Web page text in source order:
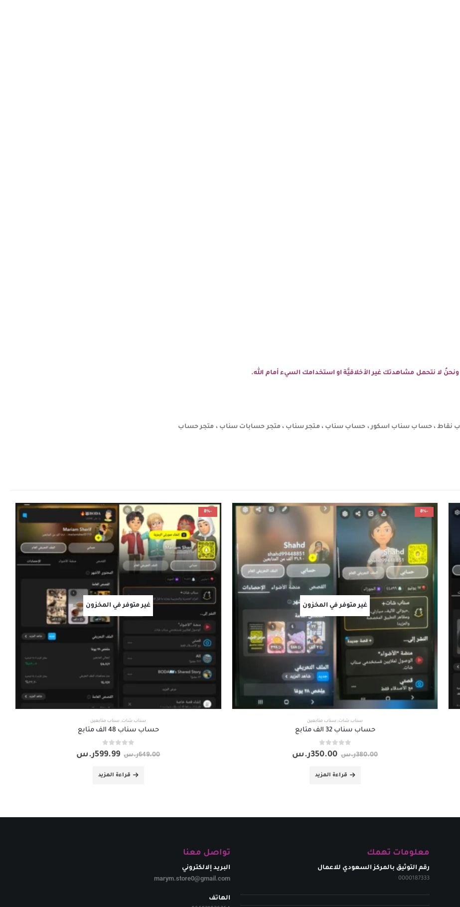
ونحنُ لا نتحمل مشاهدتك غير الأخلاقيَّة او استخدامك السيء أمام الله.
، حساب سناب اسكور ، حساب سناب ، متجر سناب ، متجر حسابات سناب ، متجر حساب
-8%
غير متوفر في المخزون
سناب شات, سناب متابعين
حساب سناب 32 الف متابع
380.00ر.س 350.00ر.س
قراءة المزيد
-8%
غير متوفر في المخزون
سناب شات, سناب متابعين
حساب سناب 48 الف متابع
649.00ر.س 599.99ر.س
قراءة المزيد
معلومات تهمك
رقم التوثيق بالمركز السعودي للاعمال
0000187333
تواصل معنا
البريد إلالكتروني
marym.store0@gmail.com​
الهاتف